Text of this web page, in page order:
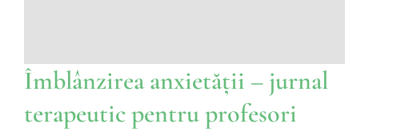
Îmblânzirea anxietății – jurnal
terapeutic pentru profesori